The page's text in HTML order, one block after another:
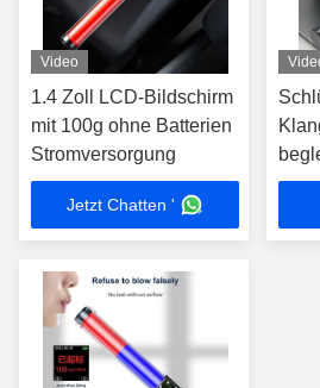
Video
1.4 Zoll LCD-Bildschirm
mit 100g ohne Batterien
Stromversorgung
Jetzt Chatten '
Zeit